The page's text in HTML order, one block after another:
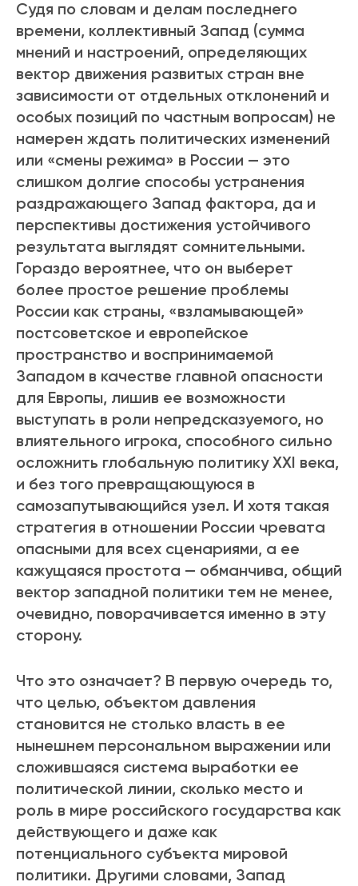
Судя по словам и делам последнего
времени, коллективный Запад (сумма
мнений и настроений, определяющих
вектор движения развитых стран вне
зависимости от отдельных отклонений и
особых позиций по частным вопросам) не
намерен ждать политических изменений
или «смены режима» в России — это
слишком долгие способы устранения
раздражающего Запад фактора, да и
перспективы достижения устойчивого
результата выглядят сомнительными.
Гораздо вероятнее, что он выберет
более простое решение проблемы
России как страны, «взламывающей»
постсоветское и европейское
пространство и воспринимаемой
Западом в качестве главной опасности
для Европы, лишив ее возможности
выступать в роли непредсказуемого, но
влиятельного игрока, способного сильно
осложнить глобальную политику XXI века,
и без того превращающуюся в
самозапутывающийся узел. И хотя такая
стратегия в отношении России чревата
опасными для всех сценариями, а ее
кажущаяся простота — обманчива, общий
вектор западной политики тем не менее,
очевидно, поворачивается именно в эту
сторону.
Что это означает? В первую очередь то,
что целью, объектом давления
становится не столько власть в ее
нынешнем персональном выражении или
сложившаяся система выработки ее
политической линии, сколько место и
роль в мире российского государства как
действующего и даже как
потенциального субъекта мировой
политики. Другими словами, Запад